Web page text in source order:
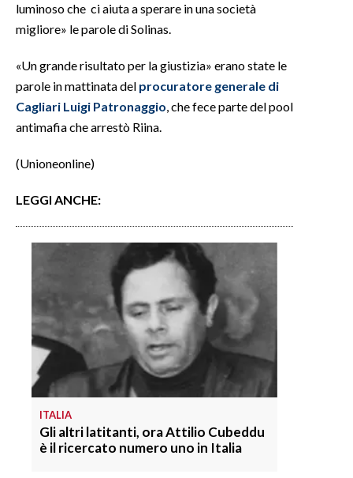
luminoso che ci aiuta a sperare in una società
migliore» le parole di Solinas.
«Un grande risultato per la giustizia» erano state le
parole in mattinata del procuratore generale di
Cagliari Luigi Patronaggio, che fece parte del pool
antimafia che arrestò Riina.
(Unioneonline)
LEGGI ANCHE:
ITALIA
Gli altri latitanti, ora Attilio Cubeddu
è il ricercato numero uno in Italia